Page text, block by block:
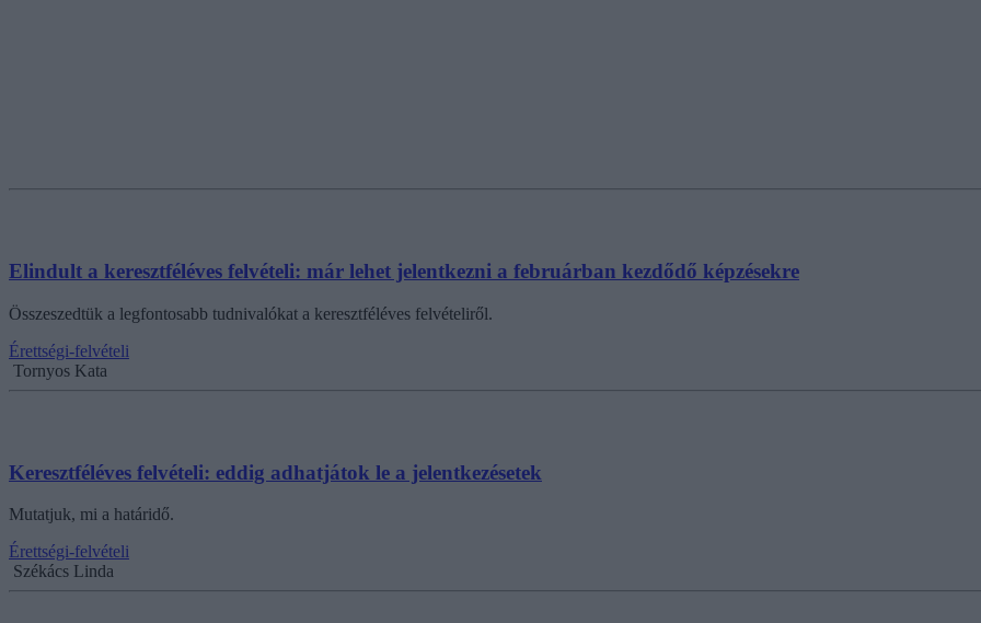
Elindult a keresztféléves felvételi: már lehet jelentkezni a februárban kezdődő képzésekre
Összeszedtük a legfontosabb tudnivalókat a keresztféléves felvételiről.
Érettségi-felvételi
Tornyos Kata
Keresztféléves felvételi: eddig adhatjátok le a jelentkezésetek
Mutatjuk, mi a határidő.
Érettségi-felvételi
Székács Linda